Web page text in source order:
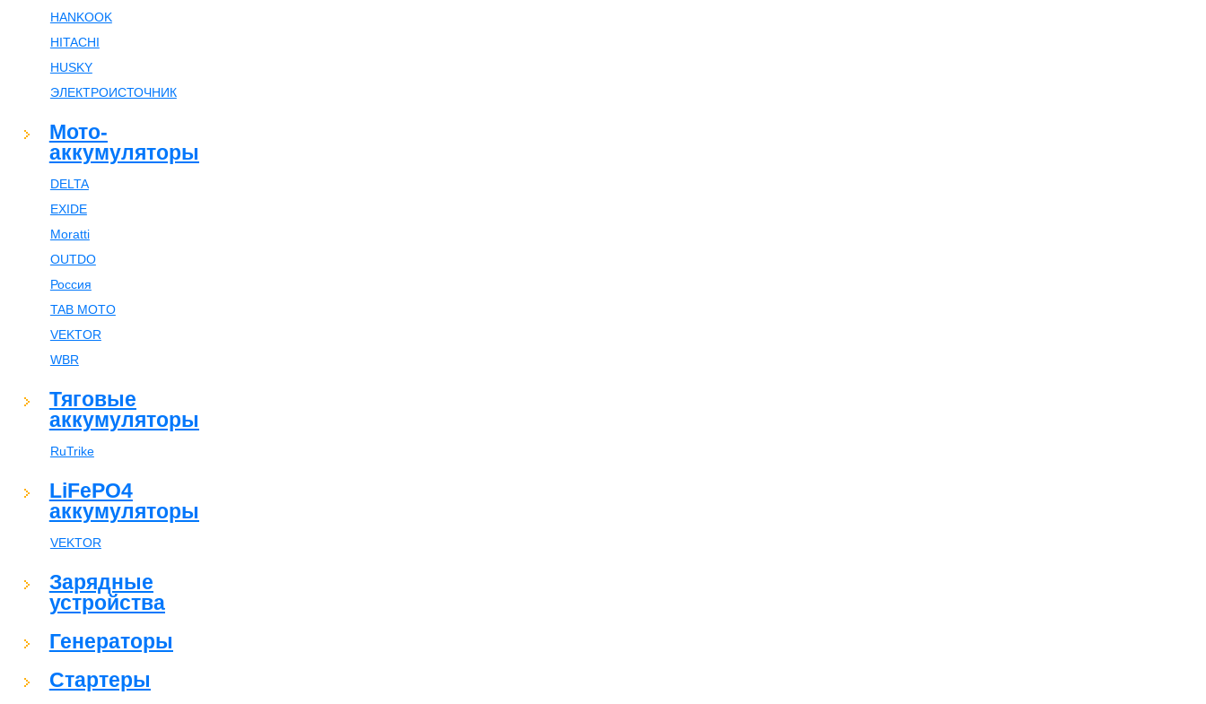
HANKOOK
HITACHI
HUSKY
ЭЛЕКТРОИСТОЧНИК
Мото-
аккумуляторы
DELTA
EXIDE
Moratti
OUTDO
Россия
TAB MOTO
VEKTOR
WBR
Тяговые
аккумуляторы
RuTrike
LiFePO4
аккумуляторы
VEKTOR
Зарядные
устройства
Генераторы
Стартеры